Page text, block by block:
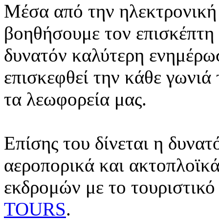
Μέσα από την ηλεκτρονική
βοηθήσουμε τον
δυνατόν καλύτερη
επισκεφθεί την κάθε
τα λεωφορεία μας.
Επίσης του δίνεται η
αεροπορικά και
εκδρομών με το
TOURS.